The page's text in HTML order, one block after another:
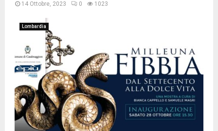
14 Ottobre, 2023 0 1023
Lombardia